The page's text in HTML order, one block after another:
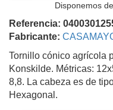
Disponemos
Referencia:
Fabricante:
Tornillo cónico agrícola
Konskilde. Métricas:
8,8. La cabeza es de
Hexagonal.